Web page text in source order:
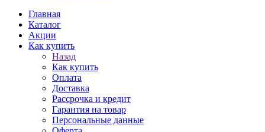
Главная
Каталог
Акции
Как купить
Назад
Как купить
Оплата
Доставка
Рассрочка и кредит
Гарантия на товар
Персональные данные